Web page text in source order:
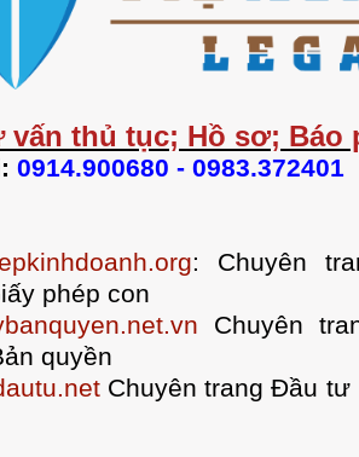
vấn thủ tục; Hồ sơ; Báo
0914.900680 - 0983.372401
:
Chuyên
phép con
Chuyên
quyền
Chuyên trang Đầu